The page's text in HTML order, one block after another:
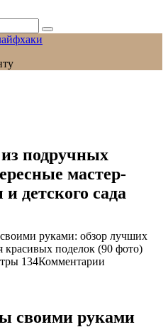
подручных
мастер-
детского сада
134Комментарии
своими руками